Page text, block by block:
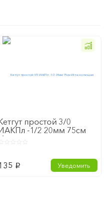
простой 3/0
-1/2 20мм 75см
колющая
p Уведомить